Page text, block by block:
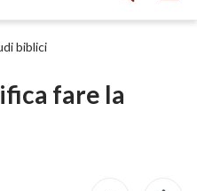
biblici
fare la